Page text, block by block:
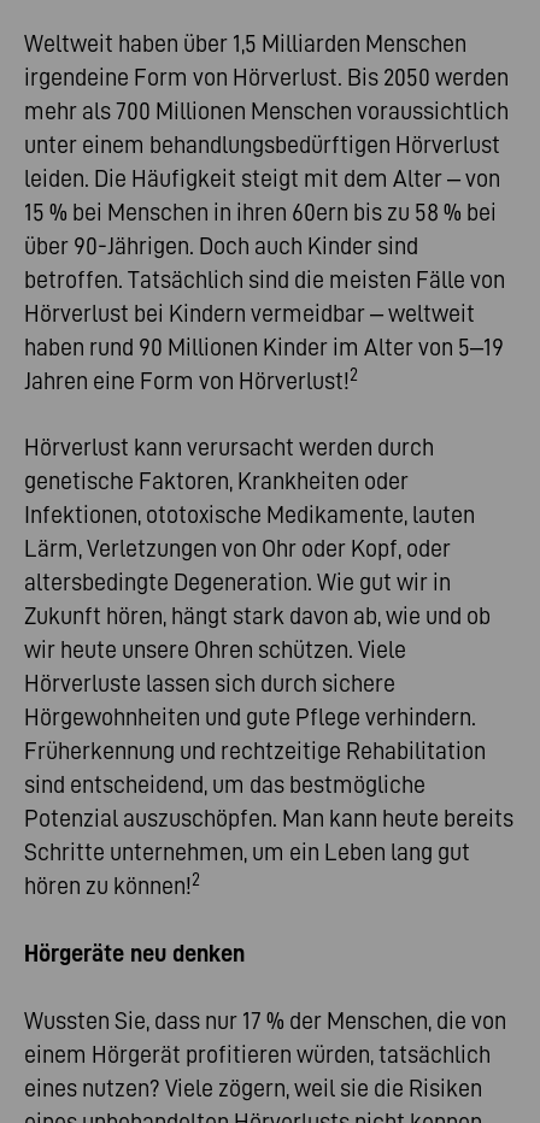
Weltweit haben über 1,5 Milliarden Menschen
irgendeine Form von Hörverlust. Bis 2050 werden
mehr als 700 Millionen Menschen voraussichtlich
unter einem behandlungsbedürftigen Hörverlust
leiden. Die Häufigkeit steigt mit dem Alter – von
15 % bei Menschen in ihren 60ern bis zu 58 % bei
über 90-Jährigen. Doch auch Kinder sind
betroffen. Tatsächlich sind die meisten Fälle von
Hörverlust bei Kindern vermeidbar – weltweit
haben rund 90 Millionen Kinder im Alter von 5–19
Jahren eine Form von Hörverlust!2
Hörverlust kann verursacht werden durch
genetische Faktoren, Krankheiten oder
Infektionen, ototoxische Medikamente, lauten
Lärm, Verletzungen von Ohr oder Kopf, oder
altersbedingte Degeneration. Wie gut wir in
Zukunft hören, hängt stark davon ab, wie und ob
wir heute unsere Ohren schützen. Viele
Hörverluste lassen sich durch sichere
Hörgewohnheiten und gute Pflege verhindern.
Früherkennung und rechtzeitige Rehabilitation
sind entscheidend, um das bestmögliche
Potenzial auszuschöpfen. Man kann heute bereits
Schritte unternehmen, um ein Leben lang gut
hören zu können!2
Hörgeräte neu denken
Wussten Sie, dass nur 17 % der Menschen, die von
einem Hörgerät profitieren würden, tatsächlich
eines nutzen? Viele zögern, weil sie die Risiken